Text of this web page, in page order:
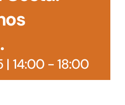
14:00- 18:00